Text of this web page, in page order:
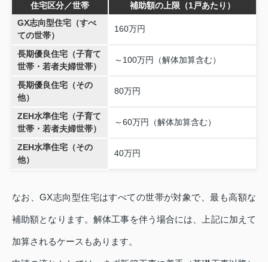
住宅区分／世帯
補助額の上限（1戸あたり）
GX志向型住宅（すべ
ての世帯）
160万円
長期優良住宅（子育て
世帯・若者夫婦世帯）
～100万円（解体加算含む）
長期優良住宅（その
他）
80万円
ZEH水準住宅（子育て
世帯・若者夫婦世帯）
～60万円（解体加算含む）
ZEH水準住宅（その
他）
40万円
なお、GX志向型住宅はすべての世帯が対象で、最も高額な
補助額となります。解体工事を伴う場合には、上記に加えて
加算されるケースもあります。